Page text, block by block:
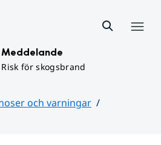
Meddelande
Risk för skogsbrand
och varningar